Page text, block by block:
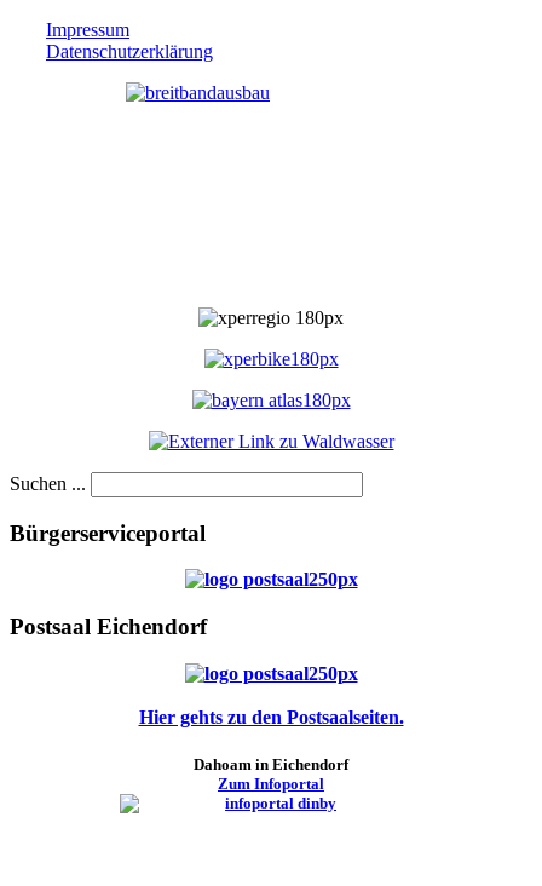
Impressum
Datenschutzerklärung
Suchen ...
Bürgerserviceportal
Postsaal Eichendorf
Hier gehts zu den Postsaalseiten.
Dahoam in Eichendorf
Zum Infoportal